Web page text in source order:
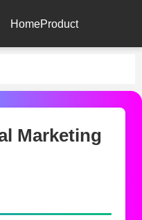
HomeProduct
Marketing